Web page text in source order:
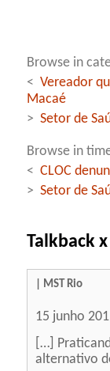
Browse in
< Vereador
Macaé
> Setor de
Browse in
< CLOC
> Setor de
Talkback
| MST Rio
15 junho
[…]
alternativo